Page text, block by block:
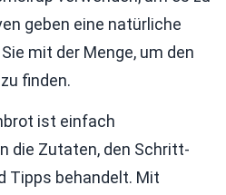
geben eine natürliche
mit der Menge, um den
finden.
ist einfach
die Zutaten, den Schritt-
Tipps behandelt. Mit